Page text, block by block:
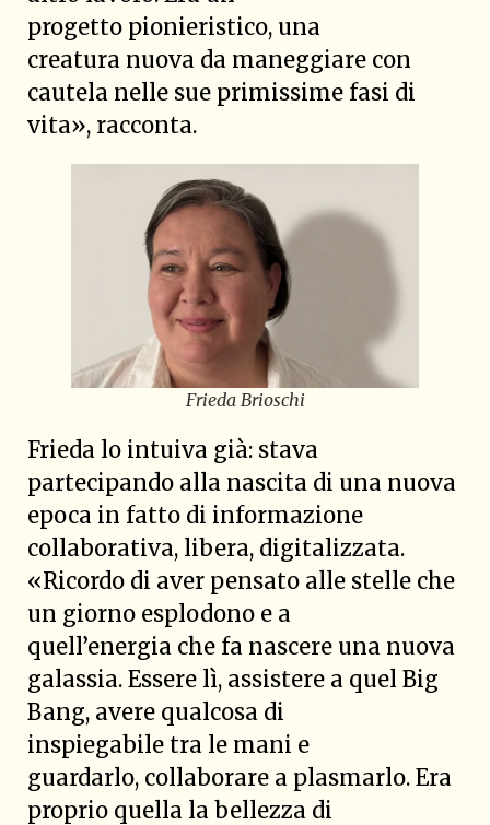
progetto pionieristico, una
creatura nuova da maneggiare con
cautela nelle sue primissime fasi di
vita», racconta.
Frieda Brioschi
Frieda lo intuiva già: stava
partecipando alla nascita di una nuova
epoca in fatto di informazione
collaborativa, libera, digitalizzata.
«Ricordo di aver pensato alle stelle che
un giorno esplodono e a
quell’energia che fa nascere una nuova
galassia. Essere lì, assistere a quel Big
Bang, avere qualcosa di
inspiegabile tra le mani e
guardarlo, collaborare a plasmarlo. Era
proprio quella la bellezza di